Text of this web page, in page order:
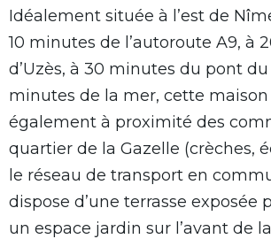
Idéalement située à l’est de
10 minutes de l’autoroute A9, à
d’Uzès, à 30 minutes du pont
minutes de la mer, cette
également à proximité des
quartier de la Gazelle (crèches,
le réseau de transport en
dispose d’une terrasse exposée
un espace jardin sur l’avant de